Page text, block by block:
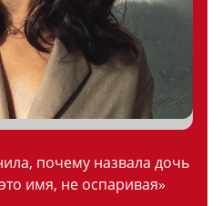
почему назвала дочь
имя, не оспаривая»